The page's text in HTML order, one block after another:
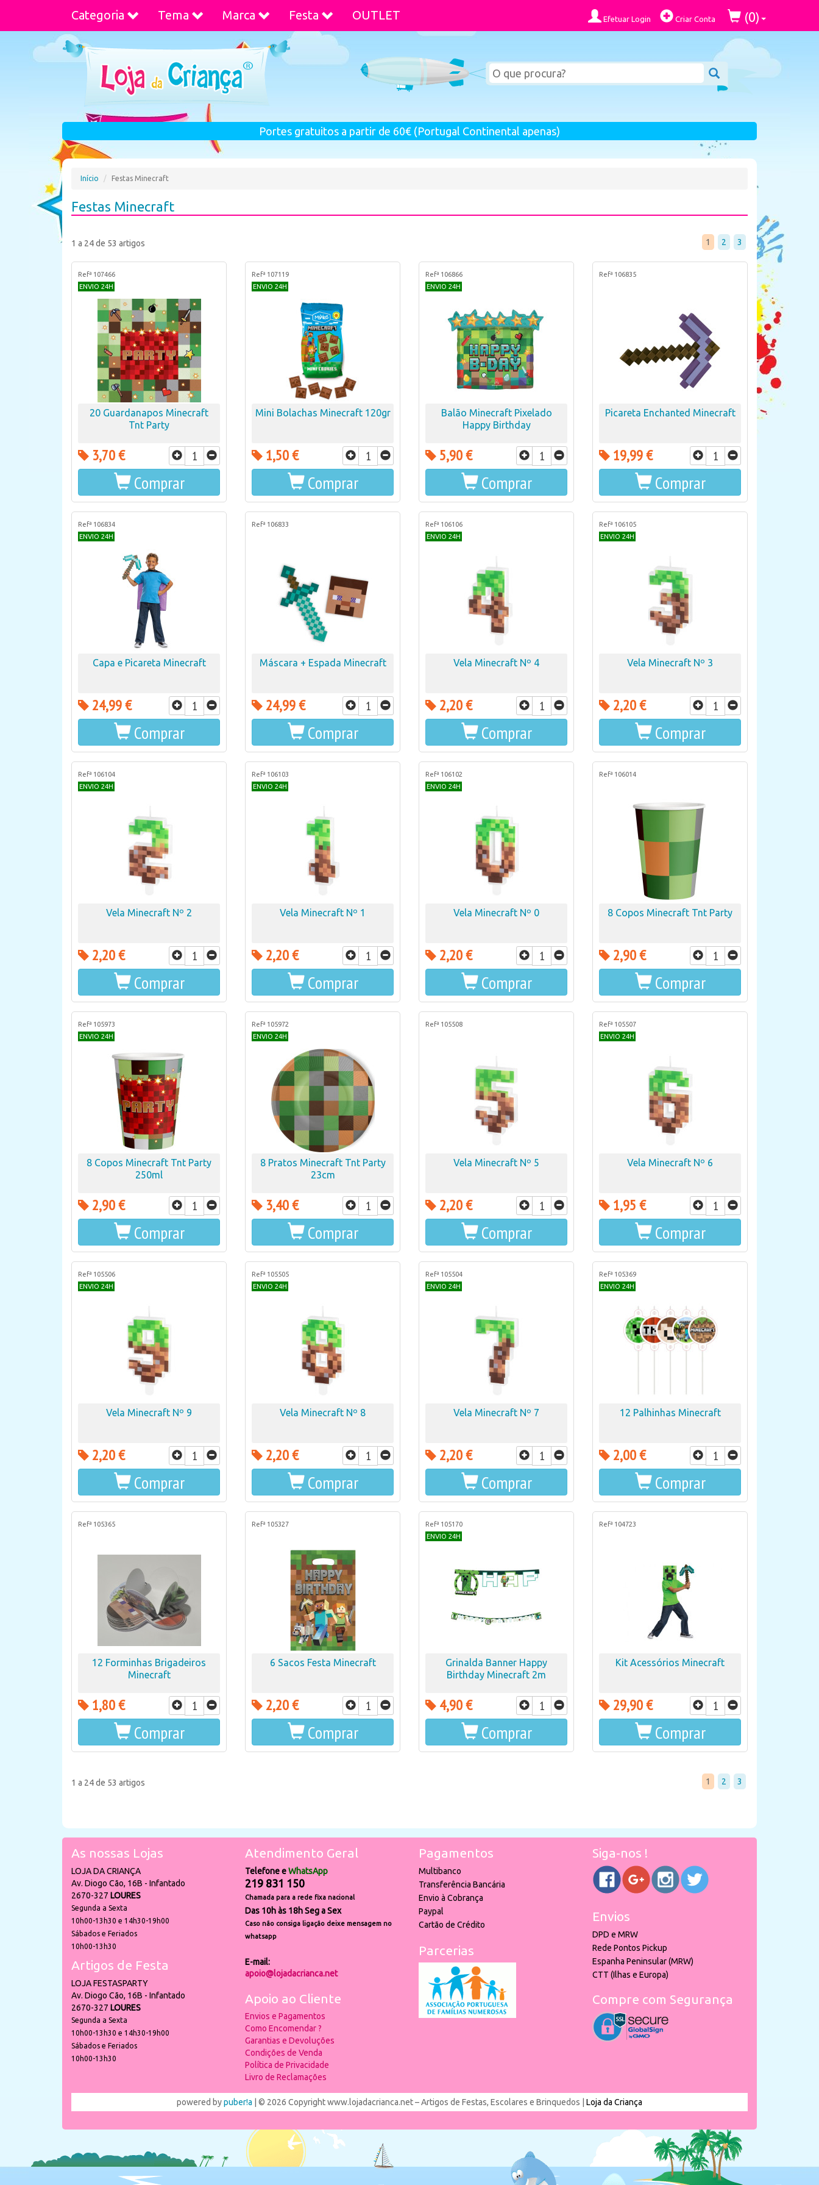
Categoria Tema Marca Festa OUTLET Efetuar Login Criar Conta (0)
Portes gratuitos a partir de 60€ (Portugal Continental apenas)
Início Festas Minecraft
Festas Minecraft
1 a 24 de 53 artigos 1 2 3
Refª 107466
ENVIO 24H
20 Guardanapos Minecraft
Tnt Party
3,70 €
Comprar
Refª 107119
ENVIO 24H
Mini Bolachas Minecraft 120gr
1,50 €
Comprar
Refª 106866
ENVIO 24H
Balão Minecraft Pixelado
Happy Birthday
5,90 €
Comprar
Refª 106835
Picareta Enchanted Minecraft
19,99 €
Comprar
Refª 106834
ENVIO 24H
Capa e Picareta Minecraft
24,99 €
Comprar
Refª 106833
Máscara + Espada Minecraft
24,99 €
Comprar
Refª 106106
ENVIO 24H
Vela Minecraft Nº 4
2,20 €
Comprar
Refª 106105
ENVIO 24H
Vela Minecraft Nº 3
2,20 €
Comprar
Refª 106104
ENVIO 24H
Vela Minecraft Nº 2
2,20 €
Comprar
Refª 106103
ENVIO 24H
Vela Minecraft Nº 1
2,20 €
Comprar
Refª 106102
ENVIO 24H
Vela Minecraft Nº 0
2,20 €
Comprar
Refª 106014
8 Copos Minecraft Tnt Party
2,90 €
Comprar
Refª 105973
ENVIO 24H
8 Copos Minecraft Tnt Party
250ml
2,90 €
Comprar
Refª 105972
ENVIO 24H
8 Pratos Minecraft Tnt Party
23cm
3,40 €
Comprar
Refª 105508
Vela Minecraft Nº 5
2,20 €
Comprar
Refª 105507
ENVIO 24H
Vela Minecraft Nº 6
1,95 €
Comprar
Refª 105506
ENVIO 24H
Vela Minecraft Nº 9
2,20 €
Comprar
Refª 105505
ENVIO 24H
Vela Minecraft Nº 8
2,20 €
Comprar
Refª 105504
ENVIO 24H
Vela Minecraft Nº 7
2,20 €
Comprar
Refª 105369
ENVIO 24H
12 Palhinhas Minecraft
2,00 €
Comprar
Refª 105365
12 Forminhas Brigadeiros
Minecraft
1,80 €
Comprar
Refª 105327
6 Sacos Festa Minecraft
2,20 €
Comprar
Refª 105170
ENVIO 24H
Grinalda Banner Happy
Birthday Minecraft 2m
4,90 €
Comprar
Refª 104723
Kit Acessórios Minecraft
29,90 €
Comprar
1 a 24 de 53 artigos 1 2 3
As nossas Lojas
LOJA DA CRIANÇA
Av. Diogo Cão, 16B - Infantado
2670-327 LOURES
Segunda a Sexta
10h00-13h30 e 14h30-19h00
Sábados e Feriados
10h00-13h30
Artigos de Festa
LOJA FESTASPARTY
Av. Diogo Cão, 16B - Infantado
2670-327 LOURES
Segunda a Sexta
10h00-13h30 e 14h30-19h00
Sábados e Feriados
10h00-13h30
Atendimento Geral
Telefone eWhatsApp
219 831 150
Chamada para a rede fixa nacional
Das 10h às 18h Seg a Sex
Caso não consiga ligação deixe mensagem no
whatsapp
E-mail:
apoio@lojadacrianca.net
Apoio ao Cliente
Envios e Pagamentos
Como Encomendar ?
Garantias e Devoluções
Condições de Venda
Política de Privacidade
Livro de Reclamações
Pagamentos
Multibanco
Transferência Bancária
Envio à Cobrança
Paypal
Cartão de Crédito
Parcerias
Siga-nos !
Envios
DPD e MRW
Rede Pontos Pickup
Espanha Peninsular (MRW)
CTT (Ilhas e Europa)
Compre com Segurança
powered bypuber!a | © 2026 Copyright www.lojadacrianca.net – Artigos de Festas, Escolares e Brinquedos | Loja da Criança